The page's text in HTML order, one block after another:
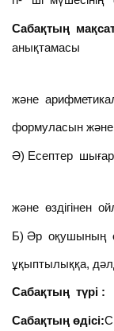
Сабақтың
анықтамасы
және
формуласын және
Ә) Есептер
және өздігінен
Б) Әр оқушының
ұқыптылыққа,
Сабақтың
Сабақтың өдісі: